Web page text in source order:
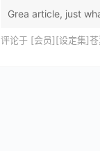
Grea article, just
评论于 [会员][设定集]苍翼默示录刻之幻影